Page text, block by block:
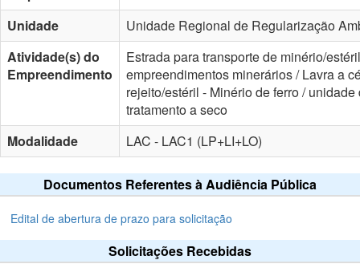
Unidade
Unidade Regional de Regularização
Atividade(s) do
Empreendimento
Estrada para transporte de minério/
empreendimentos minerários / Lavra a
rejeito/estéril - Minério de ferro /
tratamento a seco
Modalidade
LAC - LAC1 (LP+LI+LO)
Documentos Referentes à Audiência Pública
Edital de abertura de prazo para solicitação
Solicitações Recebidas